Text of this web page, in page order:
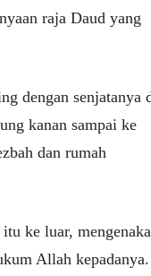
raja Daud yang
dengan senjatanya
kanan sampai ke
dan rumah
ke luar,
Allah kepadanya.